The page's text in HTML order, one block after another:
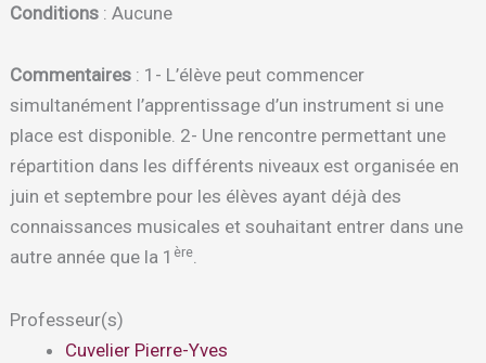
Conditions : Aucune
Commentaires : 1- L’élève peut commencer
simultanément l’apprentissage d’un instrument si une
place est disponible. 2- Une rencontre permettant une
répartition dans les différents niveaux est organisée en
juin et septembre pour les élèves ayant déjà des
connaissances musicales et souhaitant entrer dans une
autre année que la 1 ère.
Professeur(s)
Cuvelier Pierre-Yves